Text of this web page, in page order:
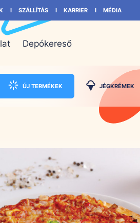
SZÁLLÍTÁS KARRIER MÉDIA
Depókereső
ÚJ TERMÉKEK JÉGKRÉMEK